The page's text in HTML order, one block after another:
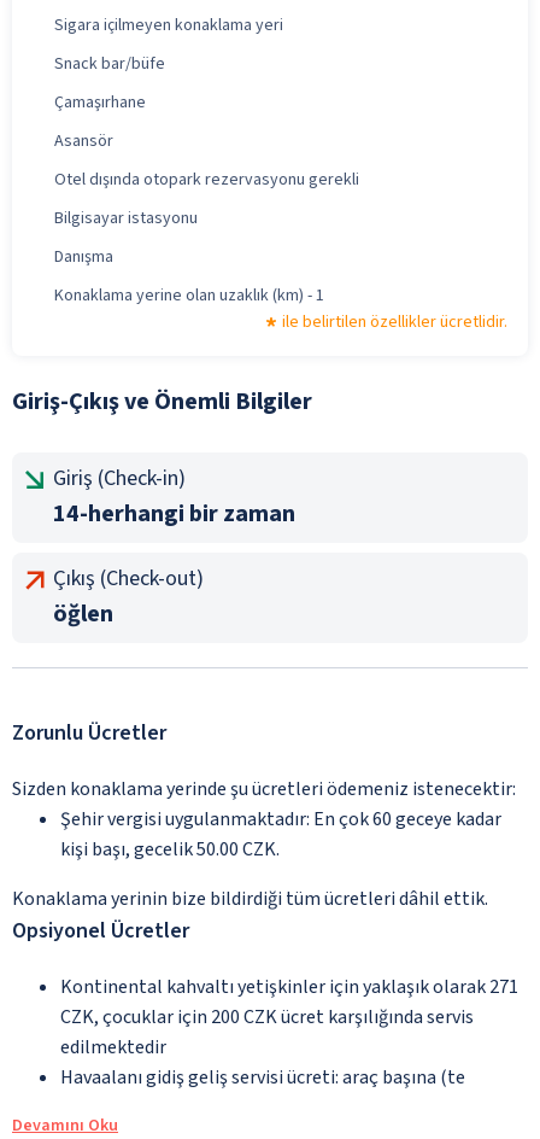
Sigara içilmeyen konaklama yeri
Snack bar/büfe
Çamaşırhane
Asansör
Otel dışında otopark rezervasyonu gerekli
Bilgisayar istasyonu
Danışma
Konaklama yerine olan uzaklık (km) - 1
ile belirtilen özellikler ücretlidir.
Giriş-Çıkış ve Önemli Bilgiler
Giriş (Check-in)
14-herhangi bir zaman
Çıkış (Check-out)
öğlen
Zorunlu Ücretler
Sizden konaklama yerinde şu ücretleri ödemeniz istenecektir:
Şehir vergisi uygulanmaktadır: En çok 60 geceye kadar
kişi başı, gecelik 50.00 CZK.
Konaklama yerinin bize bildirdiği tüm ücretleri dâhil ettik.
Opsiyonel Ücretler
Kontinental kahvaltı yetişkinler için yaklaşık olarak 271
CZK, çocuklar için 200 CZK ücret karşılığında servis
edilmektedir
Havaalanı gidiş geliş servisi ücreti: araç başına (te
Devamını Oku